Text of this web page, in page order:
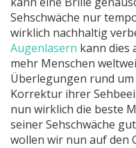
Sehschwäche nur
wirklich nachhaltig
Augenlasern kann dies
mehr Menschen
Überlegungen rund
Korrektur ihrer
nun wirklich die beste
seiner Sehschwäche
wollen wir nun auf den